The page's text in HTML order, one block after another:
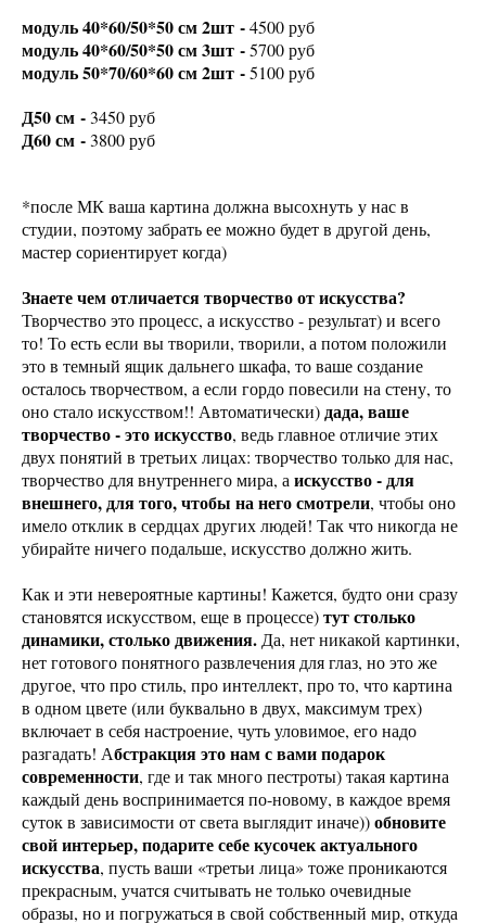
модуль 40*60/50*50 см 2шт -4500 руб
модуль 40*60/50*50 см 3шт -5700 руб
модуль 50*70/60*60 см 2шт -5100 руб
Д50 см -3450 руб
Д60 см -3800 руб
*после МК ваша картина должна высохнуть у нас в
студии, поэтому забрать ее можно будет в другой день,
мастер сориентирует когда)
Знаете чем отличается творчество от искусства?
Творчество это процесс, а искусство - результат) и всего
то! То есть если вы творили, творили, а потом положили
это в темный ящик дальнего шкафа, то ваше создание
осталось творчеством, а если гордо повесили на стену, то
оно стало искусством!! Автоматически)дада, ваше
творчество - это искусство, ведь главное отличие этих
двух понятий в третьих лицах: творчество только для нас,
творчество для внутреннего мира, а искусство - для
внешнего, для того, чтобы на него смотрели, чтобы оно
имело отклик в сердцах других людей! Так что никогда не
убирайте ничего подальше, искусство должно жить.
Как и эти невероятные картины! Кажется, будто они сразу
становятся искусством, еще в процессе)тут столько
динамики, столько движения. Да, нет никакой картинки,
нет готового понятного развлечения для глаз, но это же
другое, что про стиль, про интеллект, про то, что картина
в одном цвете (или буквально в двух, максимум трех)
включает в себя настроение, чуть уловимое, его надо
разгадать! Абстракция это нам с вами подарок
современности, где и так много пестроты) такая картина
каждый день воспринимается по-новому, в каждое время
суток в зависимости от света выглядит иначе))обновите
свой интерьер, подарите себе кусочек актуального
искусства, пусть ваши «третьи лица» тоже проникаются
прекрасным, учатся считывать не только очевидные
образы, но и погружаться в свой собственный мир, откуда